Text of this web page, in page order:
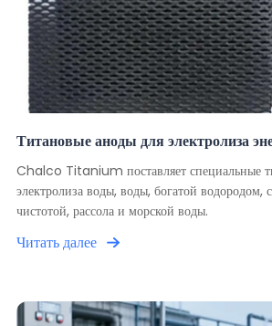
Титановые аноды для электролиза
Chalco Titanium поставляет специальные
электролиза воды, воды, богатой водородом,
чистотой, рассола и морской воды.
Читать далее